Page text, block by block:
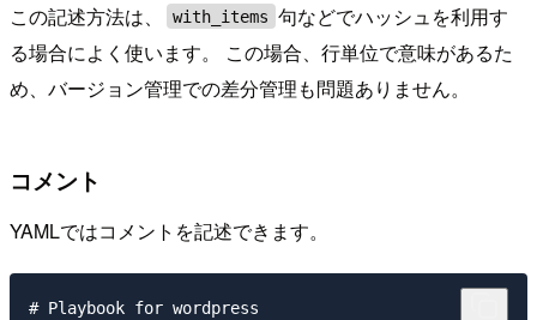
この記述方法は、 with_items 句などでハッシュを利用す
る場合によく使います。 この場合、行単位で意味があるた
め、バージョン管理での差分管理も問題ありません。
コメント
YAMLではコメントを記述できます。
# Playbook for wordpress